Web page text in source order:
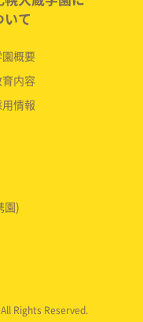
園)
いて
園概要
内容
情報
Rights Reserved.